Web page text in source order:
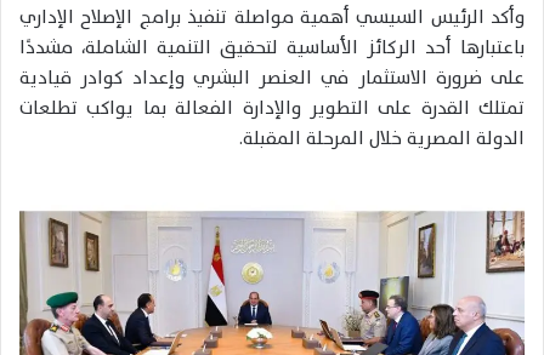
وأكد الرئيس السيسي أهمية مواصلة تنفيذ برامج الإصلاح الإداري
باعتبارها أحد الركائز الأساسية لتحقيق التنمية الشاملة، مشددًا
على ضرورة الاستثمار في العنصر البشري وإعداد كوادر قيادية
تمتلك القدرة على التطوير والإدارة الفعالة بما يواكب تطلعات
الدولة المصرية خلال المرحلة المقبلة.